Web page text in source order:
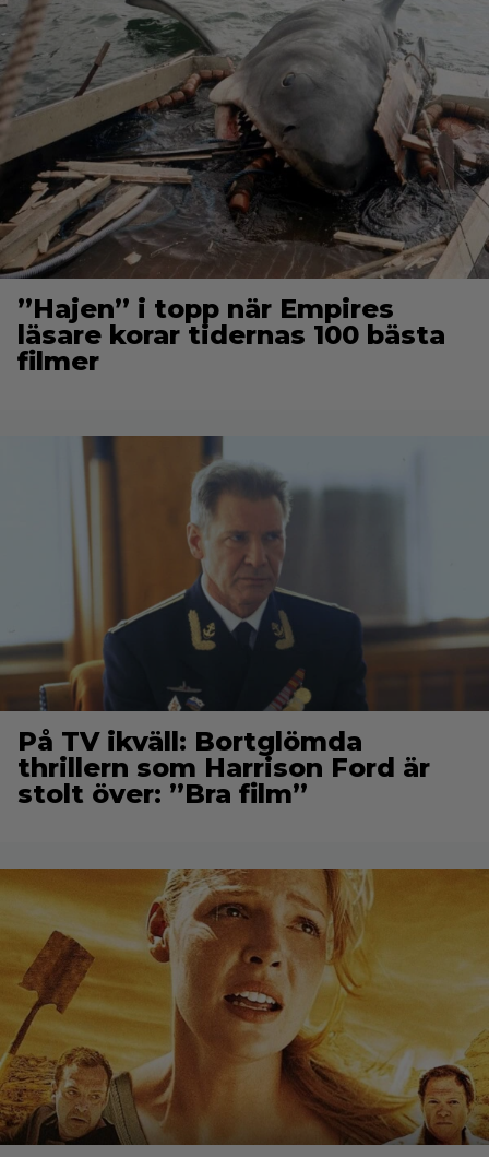
”Hajen” i topp när Empires
läsare korar tidernas 100 bästa
filmer
På TV ikväll: Bortglömda
thrillern som Harrison Ford är
stolt över: ”Bra film”